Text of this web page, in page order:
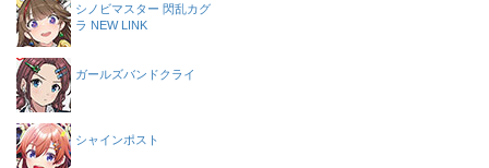
シノビマスター 閃乱カグ
ラ NEW LINK
ガールズバンドクライ
シャインポスト